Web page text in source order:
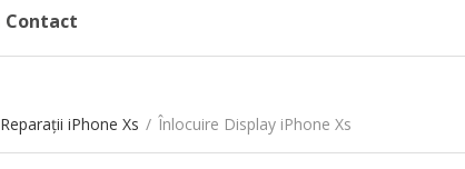
Contact
Reparații iPhone Xs / Înlocuire Display iPhone Xs